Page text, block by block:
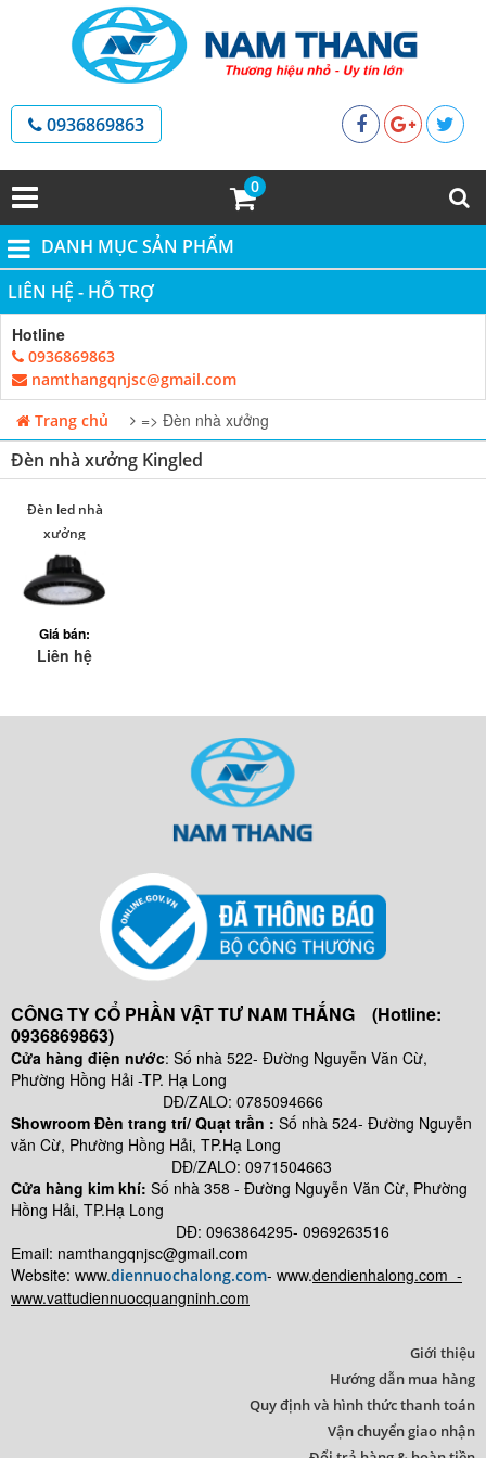
0936869863
0
DANH MỤC SẢN PHẨM
LIÊN HỆ - HỖ TRỢ
Hotline
0936869863
namthangqnjsc@gmail.com
Trang chủ
=> Đèn nhà xưởng
Đèn nhà xưởng Kingled
Đèn led nhà
xưởng
hightbay
KingEco (100-
150-200w)
Giá bán:
Liên hệ
CÔNG TY CỔ PHẦN VẬT TƯ NAM THẮNG (Hotline:
0936869863)
Cửa hàng điện nước: Số nhà 522- Đường Nguyễn Văn Cừ,
Phường Hồng Hải -TP. Hạ Long
DĐ/ZALO: 0785094666
Showroom Đèn trang trí/ Quạt trần : Số nhà 524- Đường Nguyễn
văn Cừ, Phường Hồng Hải, TP.Hạ Long
DĐ/ZALO: 0971504663
Cửa hàng kim khí: Số nhà 358 - Đường Nguyễn Văn Cừ, Phường
Hồng Hải, TP.Hạ Long
DĐ: 0963864295- 0969263516
Email: namthangqnjsc@gmail.com
Website: www.diennuochalong.com- www.dendienhalong.com -
www.vattudiennuocquangninh.com
Giới thiệu
Hướng dẫn mua hàng
Quy định và hình thức thanh toán
Vận chuyển giao nhận